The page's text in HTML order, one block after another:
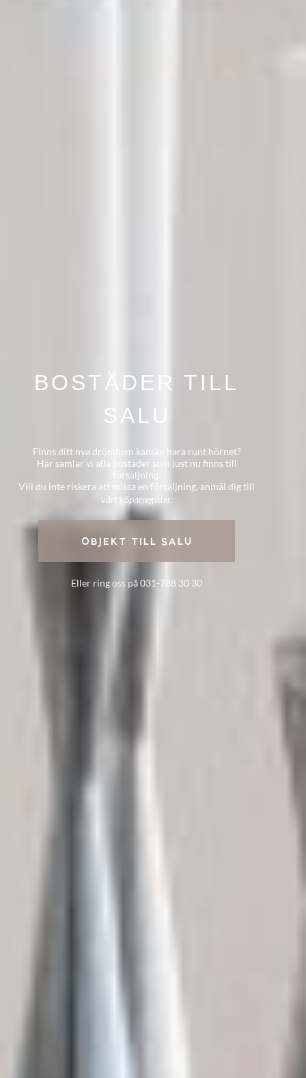
BOSTÄDER TILL
SALU
Finns ditt nya drömhem kanske bara runt hörnet?
Här samlar vi alla bostäder som just nu finns till
försäljning.
Vill du inte riskera att missa en försäljning, anmäl dig till
vårt köparregister.
OBJEKT TILL SALU
Eller ring oss på031-788 30 30